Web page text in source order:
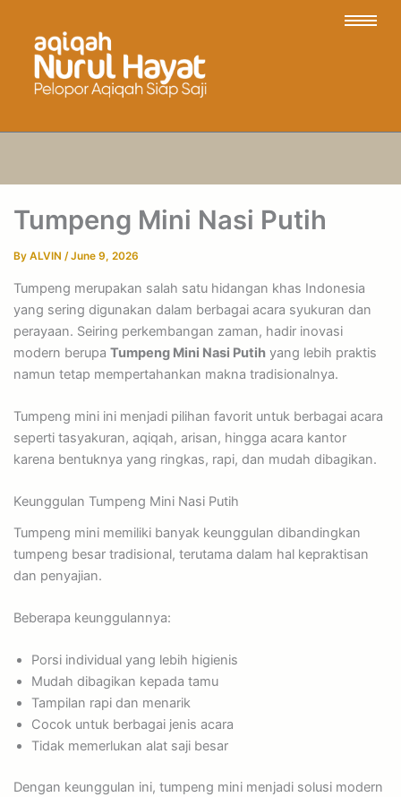
Tumpeng Mini Nasi Putih
By ALVIN /June 9, 2026
Tumpeng merupakan salah satu hidangan khas Indonesia
yang sering digunakan dalam berbagai acara syukuran dan
perayaan. Seiring perkembangan zaman, hadir inovasi
modern berupa Tumpeng Mini Nasi Putihyang lebih praktis
namun tetap mempertahankan makna tradisionalnya.
Tumpeng mini ini menjadi pilihan favorit untuk berbagai acara
seperti tasyakuran, aqiqah, arisan, hingga acara kantor
karena bentuknya yang ringkas, rapi, dan mudah dibagikan.
Keunggulan Tumpeng Mini Nasi Putih
Tumpeng mini memiliki banyak keunggulan dibandingkan
tumpeng besar tradisional, terutama dalam hal kepraktisan
dan penyajian.
Beberapa keunggulannya:
Porsi individual yang lebih higienis
Mudah dibagikan kepada tamu
Tampilan rapi dan menarik
Cocok untuk berbagai jenis acara
Tidak memerlukan alat saji besar
Dengan keunggulan ini, tumpeng mini menjadi solusi modern